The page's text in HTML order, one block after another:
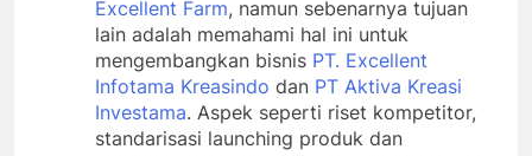
Excellent Farm, namun sebenarnya tujuan
lain adalah memahami hal ini untuk
mengembangkan bisnis PT. Excellent
Infotama Kreasindo dan PT Aktiva Kreasi
Investama. Aspek seperti riset kompetitor,
standarisasi launching produk dan